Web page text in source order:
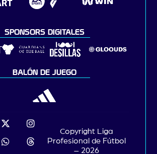
SPONSORS DIGITALES
BALÓN DE JUEGO
Copyright Liga
Profesional de Fútbol
– 2026